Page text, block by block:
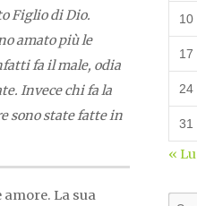
Figlio di Dio.
amato più le
fa il male, odia
Invece chi fa la
sono state fatte in
La sua
10
17
24
31
«